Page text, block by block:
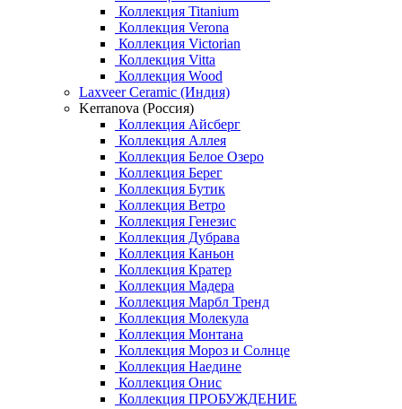
Коллекция Titanium
Коллекция Verona
Коллекция Victorian
Коллекция Vitta
Коллекция Wood
Laxveer Ceramic (Индия)
Kerranova (Россия)
Коллекция Айсберг
Коллекция Аллея
Коллекция Белое Озеро
Коллекция Берег
Коллекция Бутик
Коллекция Ветро
Коллекция Генезис
Коллекция Дубрава
Коллекция Каньон
Коллекция Кратер
Коллекция Мадера
Коллекция Марбл Тренд
Коллекция Молекула
Коллекция Монтана
Коллекция Мороз и Солнце
Коллекция Наедине
Коллекция Онис
Коллекция ПРОБУЖДЕНИЕ